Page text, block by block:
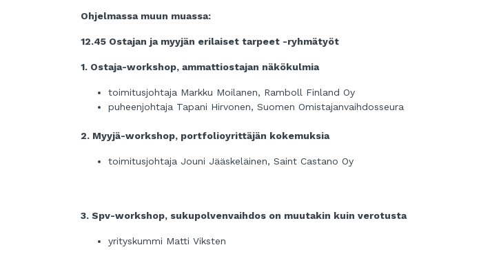
Ohjelmassa muun muassa:
12.45 Ostajan ja myyjän erilaiset tarpeet -ryhmätyöt
1. Ostaja-workshop, ammattiostajan näkökulmia
toimitusjohtaja Markku Moilanen, Ramboll Finland Oy
puheenjohtaja Tapani Hirvonen, Suomen Omistajanvaihdosseura
2. Myyjä-workshop, portfolioyrittäjän kokemuksia
toimitusjohtaja Jouni Jääskeläinen, Saint Castano Oy
3. Spv-workshop, sukupolvenvaihdos on muutakin kuin verotusta
yrityskummi Matti Viksten